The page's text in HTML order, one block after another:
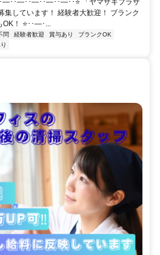
集しています！ 経験者大歓迎！ ブランク
！ ⭐･･―･...
問 経験者歓迎 賞与あり
ブランクOK